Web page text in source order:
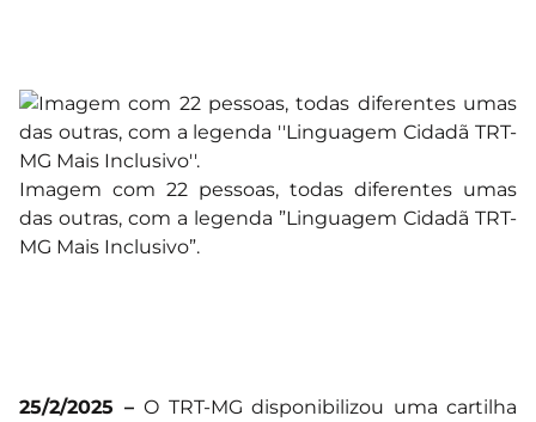
Imagem com 22 pessoas, todas diferentes umas
das outras, com a legenda ”Linguagem Cidadã TRT-
MG Mais Inclusivo”.
25/2/2025 – O TRT-MG disponibilizou uma cartilha